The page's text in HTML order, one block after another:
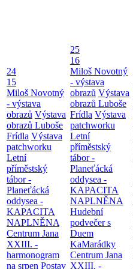
24
15
Miloš Novotný
- výstava
obrazů Výstava
obrazů Luboše
Frídla Výstava
patchworku
Letní
příměstský
tábor -
Planeťácká
oddysea -
KAPACITA
NAPLNĚNA
Centrum Jana
XXIII. -
harmonogram
na srpen Postav
25
16
Miloš Novotný
- výstava
obrazů Výstava
obrazů Luboše
Frídla Výstava
patchworku
Letní
příměstský
tábor -
Planeťácká
oddysea -
KAPACITA
NAPLNĚNA
Hudební
podvečer s
Duem
KaMarádky
Centrum Jana
XXIII. -